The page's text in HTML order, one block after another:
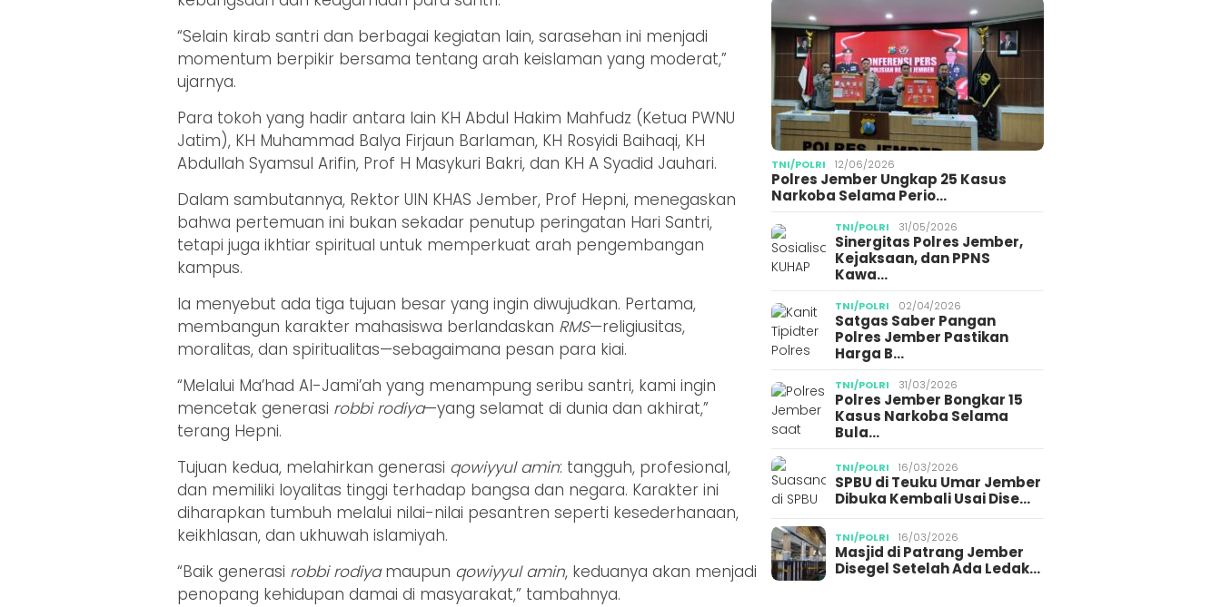
“Selain kirab santri dan berbagai kegiatan lain, sarasehan ini menjadi
momentum berpikir bersama tentang arah keislaman yang moderat,”
ujarnya.
Para tokoh yang hadir antara lain KH Abdul Hakim Mahfudz (Ketua PWNU
Jatim), KH Muhammad Balya Firjaun Barlaman, KH Rosyidi Baihaqi, KH
Abdullah Syamsul Arifin, Prof H Masykuri Bakri, dan KH A Syadid Jauhari.
Dalam sambutannya, Rektor UIN KHAS Jember, Prof Hepni, menegaskan
bahwa pertemuan ini bukan sekadar penutup peringatan Hari Santri,
tetapi juga ikhtiar spiritual untuk memperkuat arah pengembangan
kampus.
Ia menyebut ada tiga tujuan besar yang ingin diwujudkan. Pertama,
membangun karakter mahasiswa berlandaskan RMS—religiusitas,
moralitas, dan spiritualitas—sebagaimana pesan para kiai.
“Melalui Ma’had Al-Jami’ah yang menampung seribu santri, kami ingin
mencetak generasi robbi rodiya—yang selamat di dunia dan akhirat,”
terang Hepni.
Tujuan kedua, melahirkan generasi qowiyyul amin: tangguh, profesional,
dan memiliki loyalitas tinggi terhadap bangsa dan negara. Karakter ini
diharapkan tumbuh melalui nilai-nilai pesantren seperti kesederhanaan,
keikhlasan, dan ukhuwah islamiyah.
“Baik generasi robbi rodiyamaupun qowiyyul amin, keduanya akan menjadi
penopang kehidupan damai di masyarakat,” tambahnya.
TNI/POLRI 12/06/2026
Polres Jember Ungkap 25 Kasus
Narkoba Selama Perio…
TNI/POLRI 31/05/2026
Sinergitas Polres Jember,
Kejaksaan, dan PPNS
Kawa…
TNI/POLRI 02/04/2026
Satgas Saber Pangan
Polres Jember Pastikan
Harga B…
TNI/POLRI 31/03/2026
Polres Jember Bongkar 15
Kasus Narkoba Selama
Bula…
TNI/POLRI 16/03/2026
SPBU di Teuku Umar Jember
Dibuka Kembali Usai Dise…
TNI/POLRI 16/03/2026
Masjid di Patrang Jember
Disegel Setelah Ada Ledak…